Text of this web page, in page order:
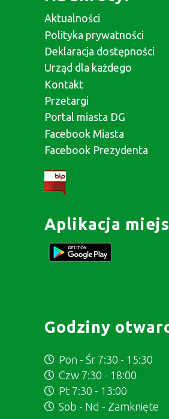
Aktualności
Polityka prywatności
Deklaracja dostępności
Urząd dla każdego
Kontakt
Przetargi
Portal miasta DG
Facebook Miasta
Facebook Prezydenta
Aplikacja
Godziny
Pon - Śr 7:30 - 15:30
Czw 7:30 - 18:00
Pt 7:30 - 13:00
Sob - Nd - Zamknięte